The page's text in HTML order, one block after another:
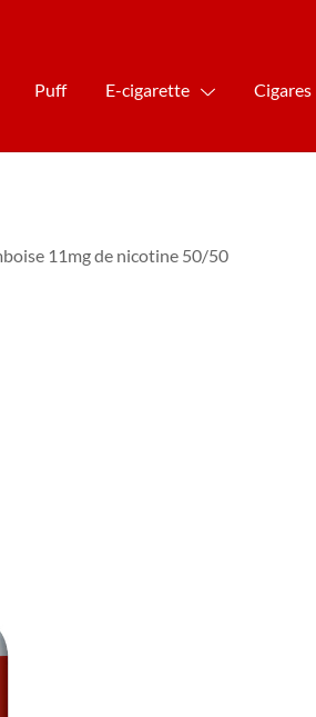
Puff E-cigarette Cigares
11mg de nicotine 50/50